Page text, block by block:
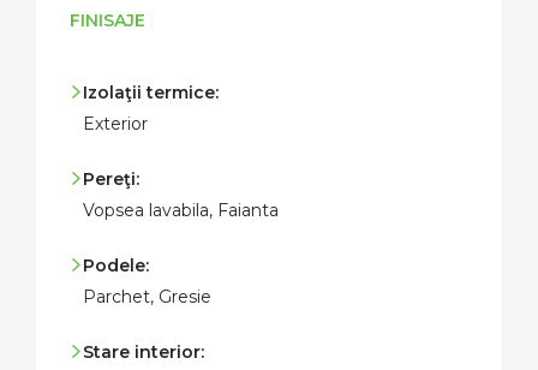
FINISAJE
Izolaţii termice:
Exterior
Pereţi:
Vopsea lavabila, Faianta
Podele:
Parchet, Gresie
Stare interior: